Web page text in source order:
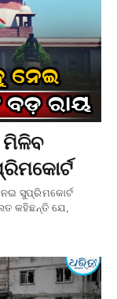
ମିଳିବ
ସୁପ୍ରିମକୋର୍ଟ
କହିଛନ୍ତି ଯେ,